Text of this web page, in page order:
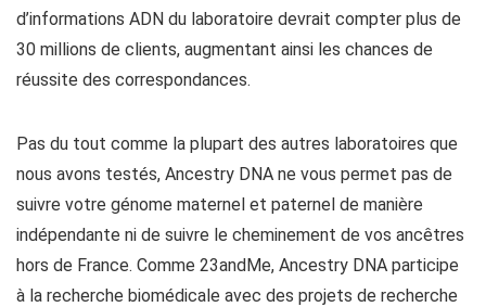
d’informations ADN du laboratoire devrait compter plus de
30 millions de clients, augmentant ainsi les chances de
réussite des correspondances.
Pas du tout comme la plupart des autres laboratoires que
nous avons testés, Ancestry DNA ne vous permet pas de
suivre votre génome maternel et paternel de manière
indépendante ni de suivre le cheminement de vos ancêtres
hors de France. Comme 23andMe, Ancestry DNA participe
à la recherche biomédicale avec des projets de recherche